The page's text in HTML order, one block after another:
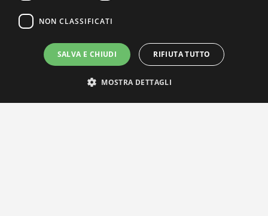
NON CLASSIFICATI
SALVA E CHIUDI RIFIUTA TUTTO
MOSTRA DETTAGLI